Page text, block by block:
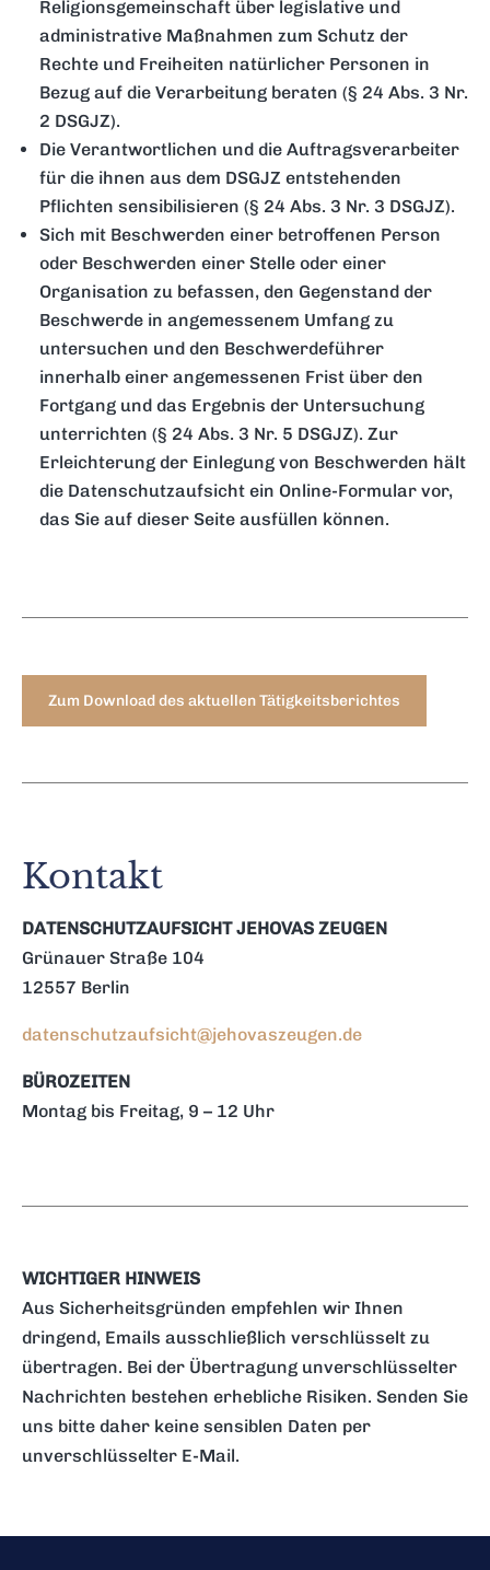
Religionsgemeinschaft über legislative und
administrative Maßnahmen zum Schutz der
Rechte und Freiheiten natürlicher Personen in
Bezug auf die Verarbeitung beraten (§ 24 Abs. 3 Nr.
2 DSGJZ).
Die Verantwortlichen und die Auftragsverarbeiter
für die ihnen aus dem DSGJZ entstehenden
Pflichten sensibilisieren (§ 24 Abs. 3 Nr. 3 DSGJZ).
Sich mit Beschwerden einer betroffenen Person
oder Beschwerden einer Stelle oder einer
Organisation zu befassen, den Gegenstand der
Beschwerde in angemessenem Umfang zu
untersuchen und den Beschwerdeführer
innerhalb einer angemessenen Frist über den
Fortgang und das Ergebnis der Untersuchung
unterrichten (§ 24 Abs. 3 Nr. 5 DSGJZ). Zur
Erleichterung der Einlegung von Beschwerden hält
die Datenschutzaufsicht ein Online-Formular vor,
das Sie auf dieser Seite ausfüllen können.
Zum Download des aktuellen Tätigkeitsberichtes
Kontakt
DATENSCHUTZAUFSICHT JEHOVAS ZEUGEN
Grünauer Straße 104
12557 Berlin
datenschutzaufsicht@jehovaszeugen.de
BÜROZEITEN
Montag bis Freitag, 9 – 12 Uhr
WICHTIGER HINWEIS
Aus Sicherheitsgründen empfehlen wir Ihnen
dringend, Emails ausschließlich verschlüsselt zu
übertragen. Bei der Übertragung unverschlüsselter
Nachrichten bestehen erhebliche Risiken. Senden Sie
uns bitte daher keine sensiblen Daten per
unverschlüsselter E-Mail.